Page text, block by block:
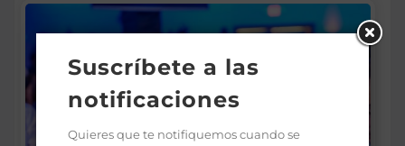
Suscríbete a las
notificaciones
Quieres que te notifiquemos cuando se